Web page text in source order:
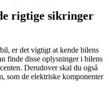
rigtige sikringer
er det vigtigt at kende bilens
finde disse oplysninger i bilens
Derudover skal du også
som de elektriske komponenter